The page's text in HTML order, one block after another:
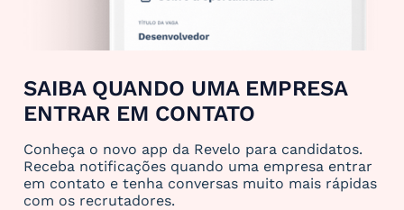
SAIBA QUANDO UMA EMPRESA
ENTRAR EM CONTATO
Conheça o novo app da Revelo para candidatos.
Receba notificações quando uma empresa entrar
em contato e tenha conversas muito mais rápidas
com os recrutadores.